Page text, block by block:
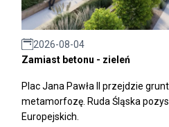
2026-08-04
Zamiast betonu - zieleń
Plac Jana Pawła II przejdzie
metamorfozę. Ruda Śląska
Europejskich.